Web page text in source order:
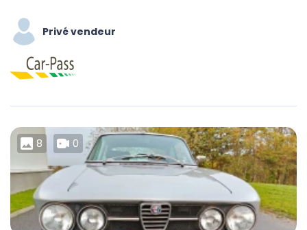
Privé vendeur
8 0